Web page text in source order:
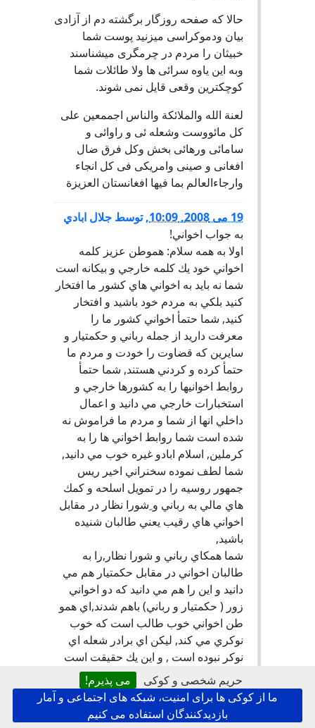
حریم شخصی و کوکی
می پذیرم!
ما از کوکی ها برای امنیت، شبکه های اجتماعی و آمار
بازدیدکنندگان استفاده می کنیم
حالا که صفحه روزگار برگشته دم از آزادی
بیان ودموکراسی میزنید پوست شما
خبیثان را مردم در چرمگری میشناسند
وبه این یاوه سرائی ها ولا طائلات شما
کوچکترین وقعی قایل نمی شوند.
لعنة الله والملائکة والناس اجممعین علی
کل مائووست وشعله ئی و راوائی و
سامائی ورهائی بخش وکل فرق ضال
افغانی و صینی وامریکی فی کل انجاء
وارجاءالعالم بما فیها افغانستان العزیزة
19 می 2008, 10:09 ,توسط جلال ابادي
به جواب اخواني!
اولا به همه سلام: هموطن عزيز كلمه
اخواني خود يك كلمه خارجي و بيكانه است
شما نه بايد به اخواني هاي كشور ما افتخار
كنيد بلكي به مردم خود باشيد و افتخار
كنيد, شما حتمأ اخواني كشور ما را
معرفت داريد از جمله رباني و حكمتيار و
سايرين كه قضاوت را خودت و مردم ما
حتمأ كرده و كردني هستند, شما حتمأ
روابط اخوانيها را به كشورها خارجي و
استخبارات خارجي مي دانيد و اعمال
داخلي انها از شما و مردم ما فراموش نه
شده است شما روابط اخواني ها را به
كرملين, اسلام ابادو غيره خوب مي دانيد,
شما لطف نموده سخنراني اخير ريس
جمهور روسيه را در تمويل اسلحه و كمك
هاي مالي به رباني و ِشورا نظار در مقابل
اخواني هاي رقيب يعني طالبان شنيده
باشيد,
شما همكاي رباني و شورا نظار,را به
طالبان اخواني در مقابل حكمتيار هم مي
دانيد و اين را هم مي دانيد كه دو اخواني
زور ( حكمتيار و رباني) باهم شدند,اي همو
طن اخواني خوب طالب است كه خوب
نوكري مي كند, ليكن اي برادر شعله اي
نوكر نبوده است , و اين يك حقيقت است
كه مردم ما مي دانند. جلال ابادي
آنلاین :اخواني هاي نوكر است